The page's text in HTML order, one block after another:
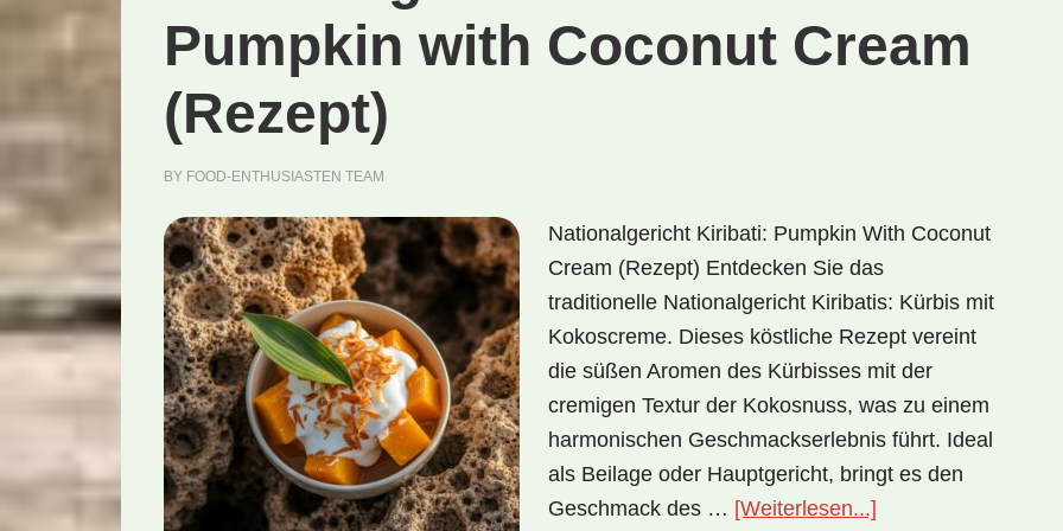
Pumpkin with Coconut Cream
(Rezept)
BY FOOD-ENTHUSIASTEN TEAM
Nationalgericht Kiribati: Pumpkin With Coconut
Cream (Rezept) Entdecken Sie das
traditionelle Nationalgericht Kiribatis: Kürbis mit
Kokoscreme. Dieses köstliche Rezept vereint
die süßen Aromen des Kürbisses mit der
cremigen Textur der Kokosnuss, was zu einem
harmonischen Geschmackserlebnis führt. Ideal
als Beilage oder Hauptgericht, bringt es den
Geschmack des … [Weiterlesen...]